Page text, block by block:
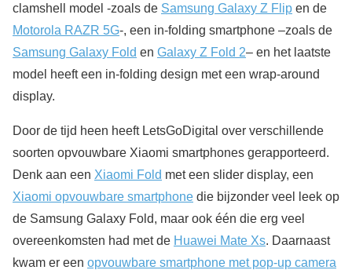
clamshell model -zoals de Samsung Galaxy Z Flip en de
Motorola RAZR 5G-, een in-folding smartphone –zoals de
Samsung Galaxy Fold en Galaxy Z Fold 2– en het laatste
model heeft een in-folding design met een wrap-around
display.
Door de tijd heen heeft LetsGoDigital over verschillende
soorten opvouwbare Xiaomi smartphones gerapporteerd.
Denk aan een Xiaomi Fold met een slider display, een
Xiaomi opvouwbare smartphone die bijzonder veel leek op
de Samsung Galaxy Fold, maar ook één die erg veel
overeenkomsten had met de Huawei Mate Xs. Daarnaast
kwam er een opvouwbare smartphone met pop-up camera